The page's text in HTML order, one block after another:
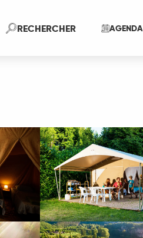
AGENDA
RECHERCHERRecherche